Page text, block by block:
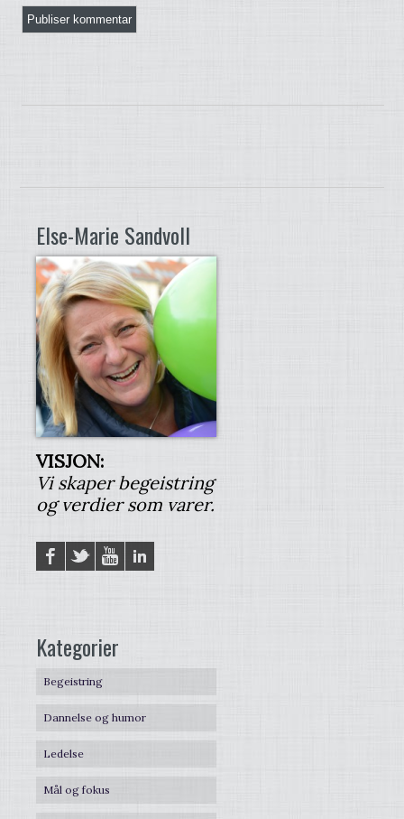
Else-Marie Sandvoll
VISJON:
Vi skaper begeistring
og verdier som varer.
FacebookTwitter YouTube
Kategorier
Begeistring
Dannelse og humor
Ledelse
Mål og fokus